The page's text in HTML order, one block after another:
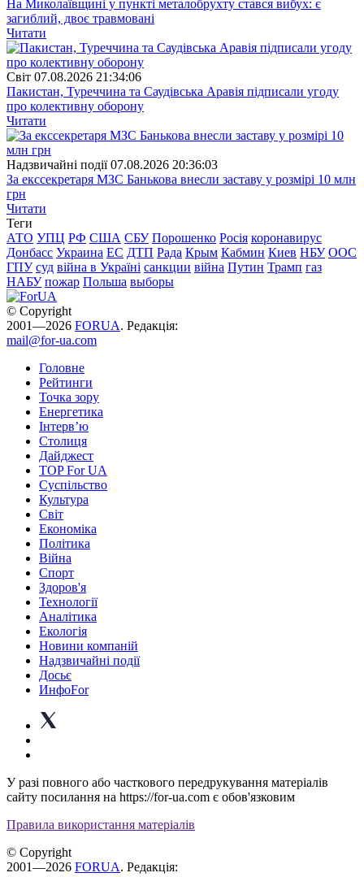
На Миколаївщині у пункті металобрухту стався вибух: є
загиблий, двоє травмовані
Читати
Свiт 07.08.2026 21:34:06
Пакистан, Туреччина та Саудівська Аравія підписали угоду
про колективну оборону
Читати
Надзвичайні події 07.08.2026 20:36:03
За екссекретаря МЗС Банькова внесли заставу у розмірі 10 млн
грн
Читати
Теги
АТО УПЦ РФ США СБУ Порошенко Росія коронавирус
Донбасс Украина ЕС ДТП Рада Крым Кабмин Киев НБУ ООС
ГПУ суд війна в Україні санкции війна Путин Трамп газ
НАБУ пожар Польша выборы
© Copyright
2001—2026 FORUA. Редакція:
mail@for-ua.com
Головне
Рейтинги
Точка зору
Енергетика
Інтерв’ю
Столиця
Дайджест
TOP For UA
Суспiльство
Культура
Світ
Економіка
Політика
Війна
Спорт
Здоров'я
Технології
Аналітика
Екологія
Новини компаній
Надзвичайні події
Досьє
ИнфоFor
У разі повного або часткового передрукування матеріалів
сайту посилання на https://for-ua.com є обов'язковим
Правила використання матеріалів
© Copyright
2001—2026 FORUA. Редакція: